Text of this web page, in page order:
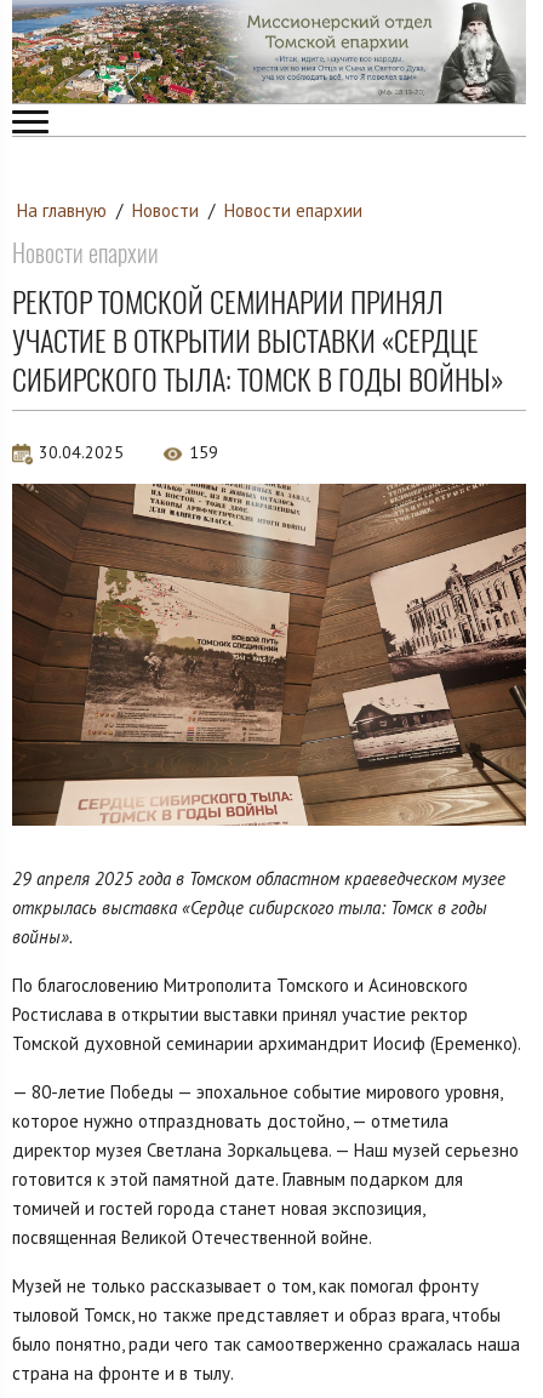
На главную / Новости / Новости епархии
Новости епархии
РЕКТОР ТОМСКОЙ СЕМИНАРИИ ПРИНЯЛ
УЧАСТИЕ В ОТКРЫТИИ ВЫСТАВКИ «СЕРДЦЕ
СИБИРСКОГО ТЫЛА: ТОМСК В ГОДЫ ВОЙНЫ»
30.04.2025 159
29 апреля 2025 года в Томском областном краеведческом музее
открылась выставка «Сердце сибирского тыла: Томск в годы
войны».
По благословению Митрополита Томского и Асиновского
Ростислава в открытии выставки принял участие ректор
Томской духовной семинарии архимандрит Иосиф (Еременко).
— 80-летие Победы — эпохальное событие мирового уровня,
которое нужно отпраздновать достойно, — отметила
директор музея Светлана Зоркальцева. — Наш музей серьезно
готовится к этой памятной дате. Главным подарком для
томичей и гостей города станет новая экспозиция,
посвященная Великой Отечественной войне.
Музей не только рассказывает о том, как помогал фронту
тыловой Томск, но также представляет и образ врага, чтобы
было понятно, ради чего так самоотверженно сражалась наша
страна на фронте и в тылу.